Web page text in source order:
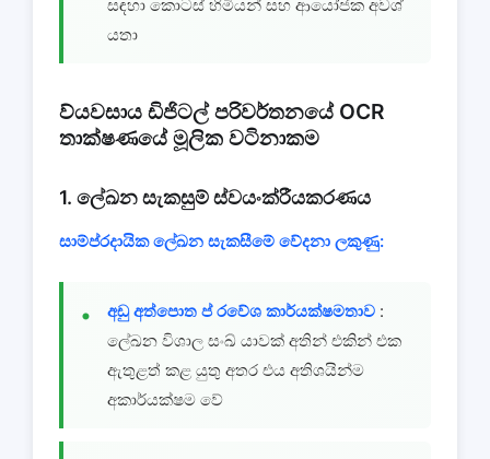
සඳහා කොටස් හිමියන් සහ ආයෝජක අවශ්
යතා
ව්යවසාය ඩිජිටල් පරිවර්තනයේ OCR
තාක්ෂණයේ මූලික වටිනාකම
1. ලේඛන සැකසුම් ස්වයංක්රීයකරණය
සාම්ප්රදායික ලේඛන සැකසීමේ වේදනා ලකුණු:
අඩු අත්පොත ප් රවේශ කාර්යක්ෂමතාව :
ලේඛන විශාල සංඛ් යාවක් අතින් එකින් එක
ඇතුළත් කළ යුතු අතර එය අතිශයින්ම
අකාර්යක්ෂම වේ